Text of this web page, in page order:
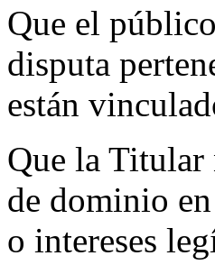
Que el
disputa
están
Que la Titular
de dominio
o intereses